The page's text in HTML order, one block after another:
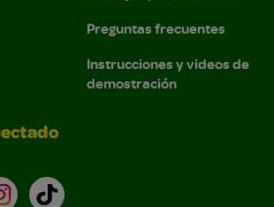
Preguntas frecuentes
Instrucciones y videos de
demostración
(en inglés)(en inglés)
TikTok